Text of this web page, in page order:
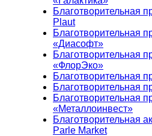
Благотворительная
Plaut
Благотворительная
«Диасофт»
Благотворительная
«ФлорЭко»
Благотворительная
Благотворительная
Благотворительная
«Металлоинвест»
Благотворительная
Parle Market